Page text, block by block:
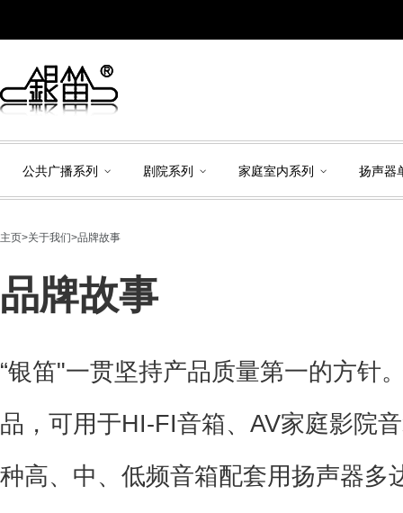
公共广播系列 剧院系列 家庭室内系列 扬声器
主页>关于我们>品牌故事
品牌故事
“银笛"一贯坚持产品质量第一的方针
品，可用于HI-FI音箱、AV家庭影院
种高、中、低频音箱配套用扬声器多